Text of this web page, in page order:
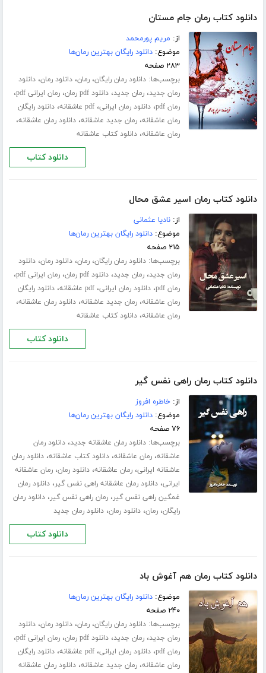
دانلود کتاب رمان جام مستان
از: مریم پورمحمد
موضوع:دانلود رایگان بهترین رمان‌ها
۲۸۳ صفحه
برچسب‌ها:دانلود رمان رایگان،رمان،دانلود رمان،دانلود
رمان جدید،رمان جدید،دانلود pdf رمان ،رمان ایرانی pdf ،
رمان pdf ،دانلود رمان ایرانی،pdf عاشقانه ،دانلود رایگان
رمان عاشقانه،رمان جدید عاشقانه،دانلود رمان عاشقانه،
رمان عاشقانه،دانلود کتاب عاشقانه
دانلود کتاب
دانلود کتاب رمان اسیر عشق محال
از:نادیا عثمانی
موضوع:دانلود رایگان بهترین رمان‌ها
۲۱۵ صفحه
برچسب‌ها:دانلود رمان رایگان،رمان،دانلود رمان،دانلود
رمان جدید،رمان جدید،دانلود pdf رمان ،رمان ایرانی pdf ،
رمان pdf ،دانلود رمان ایرانی،pdf عاشقانه ،دانلود رایگان
رمان عاشقانه،رمان جدید عاشقانه،دانلود رمان عاشقانه،
رمان عاشقانه،دانلود کتاب عاشقانه
دانلود کتاب
دانلود کتاب رمان راهی نفس گیر
از:خاطره افروز
موضوع:دانلود رایگان بهترین رمان‌ها
۷۶ صفحه
برچسب‌ها:دانلود رمان عاشقانه جدید،دانلود رمان
عاشقانه،رمان عاشقانه،دانلود کتاب عاشقانه،دانلود رمان
عاشقانه ایرانی،رمان عاشقانه،دانلود رمان،رمان عاشقانه
ایرانی،دانلود رمان عاشقانه راهی نفس گیر،دانلود رمان
غمگین راهی نفس گیر،رمان راهی نفس گیر،دانلود رمان
رایگان،رمان،دانلود رمان،دانلود رمان جدید
دانلود کتاب
دانلود کتاب رمان هم آغوش باد
موضوع:دانلود رایگان بهترین رمان‌ها
۲۴۰ صفحه
برچسب‌ها:دانلود رمان رایگان،رمان،دانلود رمان،دانلود
رمان جدید،رمان جدید،دانلود pdf رمان ،رمان ایرانی pdf ،
رمان pdf ،دانلود رمان ایرانی،pdf عاشقانه ،دانلود رایگان
رمان عاشقانه،رمان جدید عاشقانه،دانلود رمان عاشقانه